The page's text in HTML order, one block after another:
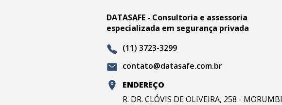
DATASAFE - Consultoria e assessoria
especializada em segurança privada
(11) 3723-3299
contato@datasafe.com.br
ENDEREÇO
R. DR. CLÓVIS DE OLIVEIRA, 258 - MORUMBI